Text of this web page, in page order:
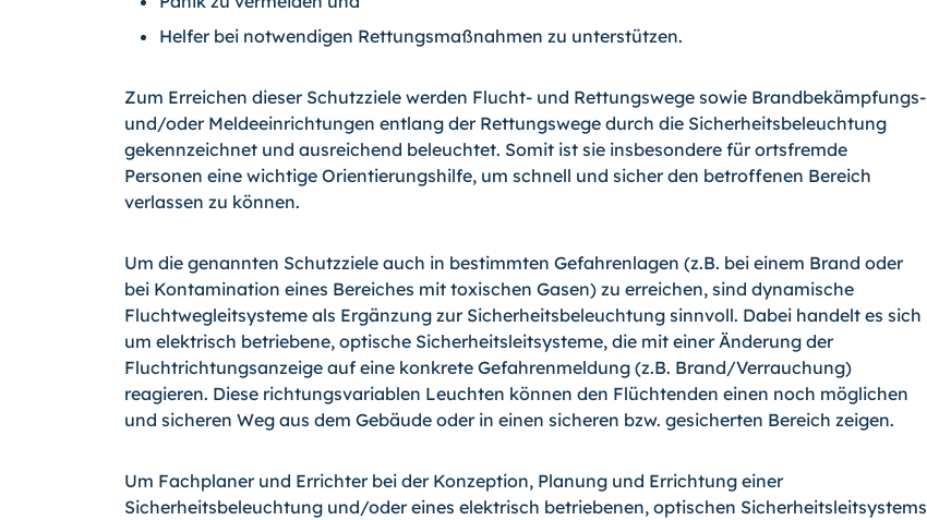
Helfer bei notwendigen Rettungsmaßnahmen zu unterstützen.
Zum Erreichen dieser Schutzziele werden Flucht- und Rettungswege sowie Brandbekämpfungs-
und/oder Meldeeinrichtungen entlang der Rettungswege durch die Sicherheitsbeleuchtung
gekennzeichnet und ausreichend beleuchtet. Somit ist sie insbesondere für ortsfremde
Personen eine wichtige Orientierungshilfe, um schnell und sicher den betroffenen Bereich
verlassen zu können.
Um die genannten Schutzziele auch in bestimmten Gefahrenlagen (z.B. bei einem Brand oder
bei Kontamination eines Bereiches mit toxischen Gasen) zu erreichen, sind dynamische
Fluchtwegleitsysteme als Ergänzung zur Sicherheitsbeleuchtung sinnvoll. Dabei handelt es sich
um elektrisch betriebene, optische Sicherheitsleitsysteme, die mit einer Änderung der
Fluchtrichtungsanzeige auf eine konkrete Gefahrenmeldung (z.B. Brand/Verrauchung)
reagieren. Diese richtungsvariablen Leuchten können den Flüchtenden einen noch möglichen
und sicheren Weg aus dem Gebäude oder in einen sicheren bzw. gesicherten Bereich zeigen.
Um Fachplaner und Errichter bei der Konzeption, Planung und Errichtung einer
Sicherheitsbeleuchtung und/oder eines elektrisch betriebenen, optischen Sicherheitsleitsystems